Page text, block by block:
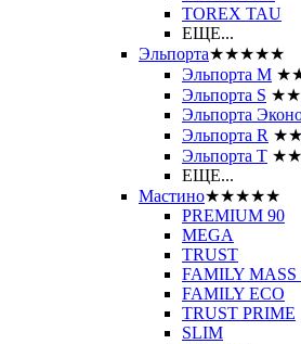
TOREX TAU
ЕЩЕ...
Эльпорта★★★★★
Эльпорта M
Эльпорта S
Эльпорта
Эльпорта R
Эльпорта Т
ЕЩЕ...
Мастино★★★★★
PREMIUM 90
MEGA
TRUST
FAMILY MASS
FAMILY ECO
TRUST PRIME
SLIM